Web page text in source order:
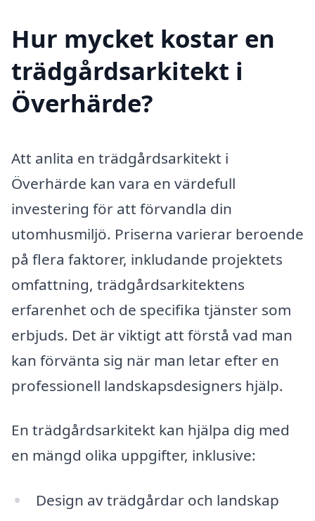
Hur mycket kostar en
trädgårdsarkitekt i
Överhärde?
Att anlita en trädgårdsarkitekt i
Överhärde kan vara en värdefull
investering för att förvandla din
utomhusmiljö. Priserna varierar beroende
på flera faktorer, inkludande projektets
omfattning, trädgårdsarkitektens
erfarenhet och de specifika tjänster som
erbjuds. Det är viktigt att förstå vad man
kan förvänta sig när man letar efter en
professionell landskapsdesigners hjälp.
En trädgårdsarkitekt kan hjälpa dig med
en mängd olika uppgifter, inklusive:
Design av trädgårdar och landskap